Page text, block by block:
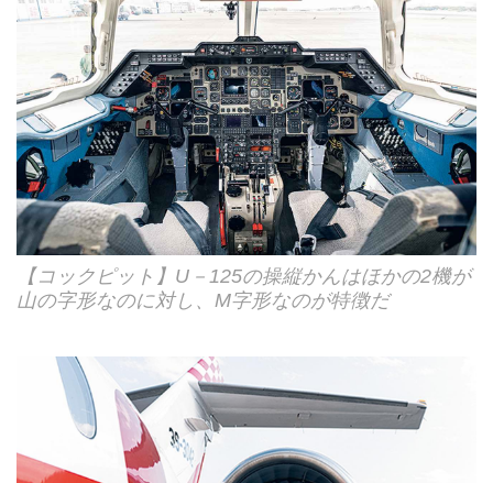
【コックピット】U－125の操縦かんはほかの2機が
山の字形なのに対し、M字形なのが特徴だ